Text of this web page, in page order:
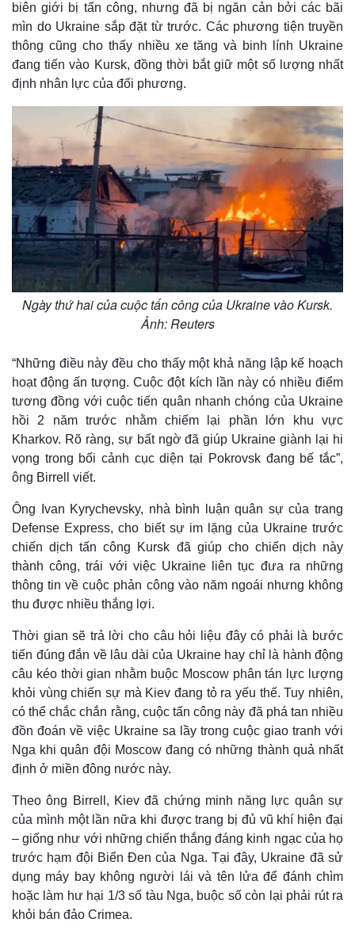
Cuộc sống đó đây
Hồ sơ
Video
Ảnh
E-Magazine
Infographic
biên giới bị tấn công, nhưng đã bị ngăn cản bởi các bãi
mìn do Ukraine sắp đặt từ trước. Các phương tiện truyền
thông cũng cho thấy nhiều xe tăng và binh lính Ukraine
đang tiến vào Kursk, đồng thời bắt giữ một số lượng nhất
định nhân lực của đối phương.
Ngày thứ hai của cuộc tấn công của Ukraine vào Kursk.
Ảnh: Reuters
“Những điều này đều cho thấy một khả năng lập kế hoạch
hoạt động ấn tượng. Cuộc đột kích lần này có nhiều điểm
tương đồng với cuộc tiến quân nhanh chóng của Ukraine
hồi 2 năm trước nhằm chiếm lại phần lớn khu vực
Kharkov. Rõ ràng, sự bất ngờ đã giúp Ukraine giành lại hi
vọng trong bối cảnh cục diện tại Pokrovsk đang bế tắc”,
ông Birrell viết.
Ông Ivan Kyrychevsky, nhà bình luận quân sự của trang
Defense Express, cho biết sự im lặng của Ukraine trước
chiến dịch tấn công Kursk đã giúp cho chiến dịch này
thành công, trái với việc Ukraine liên tục đưa ra những
thông tin về cuộc phản công vào năm ngoái nhưng không
thu được nhiều thắng lợi.
Thời gian sẽ trả lời cho câu hỏi liệu đây có phải là bước
tiến đúng đắn về lâu dài của Ukraine hay chỉ là hành động
câu kéo thời gian nhằm buộc Moscow phân tán lực lượng
khỏi vùng chiến sự mà Kiev đang tỏ ra yếu thế. Tuy nhiên,
có thể chắc chắn rằng, cuộc tấn công này đã phá tan nhiều
đồn đoán về việc Ukraine sa lầy trong cuộc giao tranh với
Nga khi quân đội Moscow đang có những thành quả nhất
định ở miền đông nước này.
Theo ông Birrell, Kiev đã chứng minh năng lực quân sự
của mình một lần nữa khi được trang bị đủ vũ khí hiện đại
– giống như với những chiến thắng đáng kinh ngạc của họ
trước hạm đội Biển Đen của Nga. Tại đây, Ukraine đã sử
dụng máy bay không người lái và tên lửa để đánh chìm
hoặc làm hư hại 1/3 số tàu Nga, buộc số còn lại phải rút ra
khỏi bán đảo Crimea.